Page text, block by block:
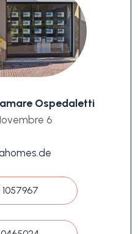
Ospedaletti
6